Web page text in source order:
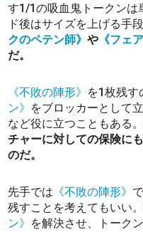
す1/1の吸血鬼トークンは
ド後はサイズを上げる手
クのペテン師》や 《フェ
だ。
《不敗の陣形》 を1枚残す
ン》 をブロッカーとして
など役に立つこともある。
チャーに対しての保険に
のだ。
先手では 《不敗の陣形》
残すことを考えてもいい
ン》 を解決させ、トーク